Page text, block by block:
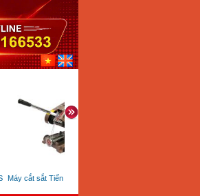
Máy cắt sắt Tiến Đạt 3HP/220V